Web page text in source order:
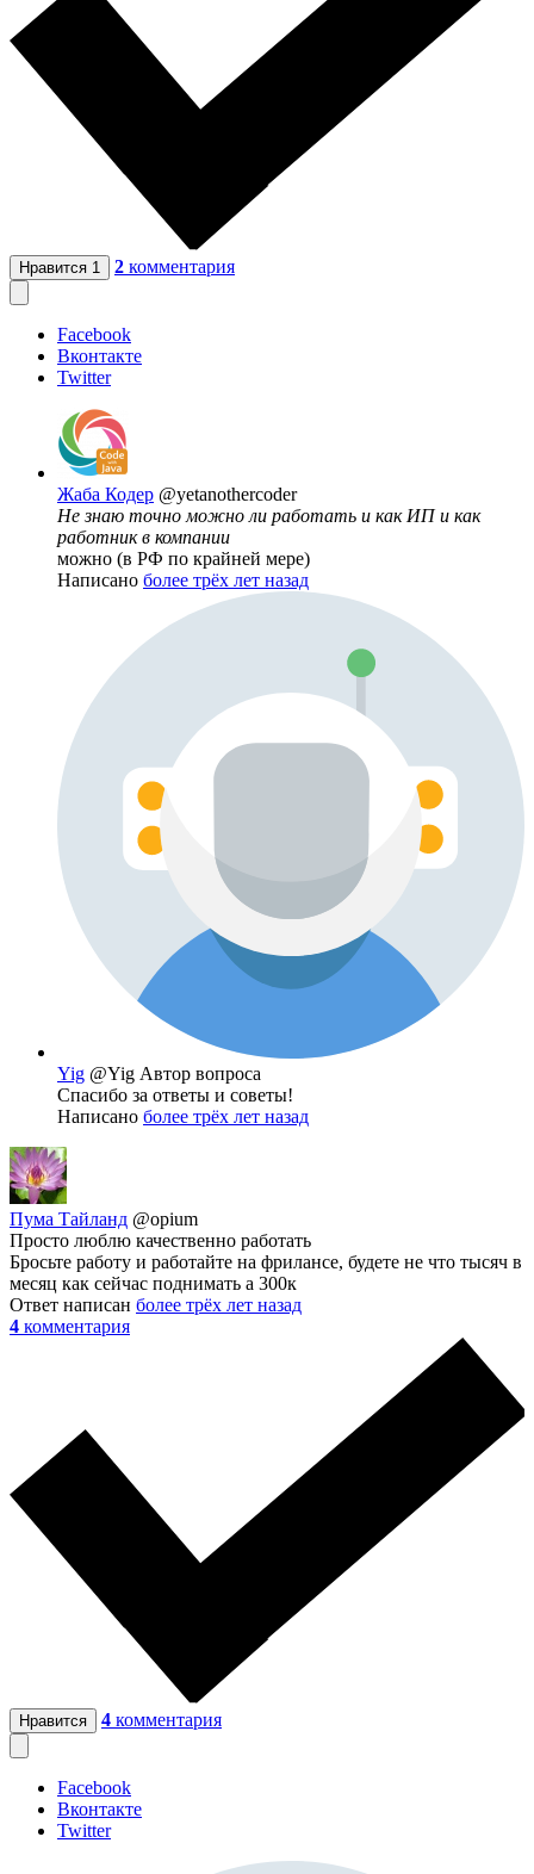
Нравится 1 2 комментария
Facebook
Вконтакте
Twitter
Жаба Кодер @yetanothercoder
Не знаю точно можно ли работать и как ИП и как
работник в компании
можно (в РФ по крайней мере)
Написано более трёх лет назад
Yig @Yig Автор вопроса
Спасибо за ответы и советы!
Написано более трёх лет назад
Пума Тайланд @opium
Просто люблю качественно работать
Бросьте работу и работайте на фрилансе, будете не что тысяч в
месяц как сейчас поднимать а 300к
Ответ написан более трёх лет назад
4 комментария
Нравится 4 комментария
Facebook
Вконтакте
Twitter